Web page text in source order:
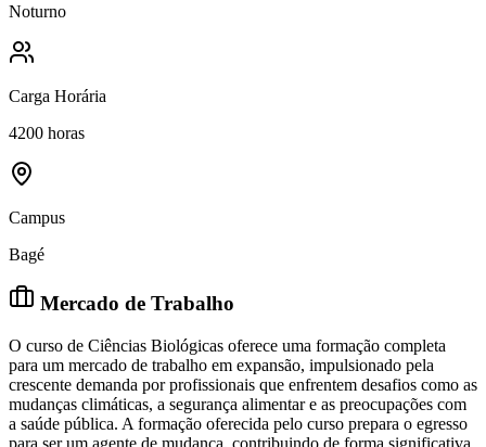
Noturno
Carga Horária
4200 horas
Campus
Bagé
Mercado de Trabalho
O curso de Ciências Biológicas oferece uma formação completa
para um mercado de trabalho em expansão, impulsionado pela
crescente demanda por profissionais que enfrentem desafios como as
mudanças climáticas, a segurança alimentar e as preocupações com
a saúde pública. A formação oferecida pelo curso prepara o egresso